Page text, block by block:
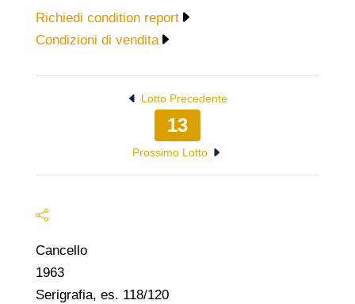
Richiedi condition report
Condizioni di vendita
Lotto Precedente
13
Prossimo Lotto
Cancello
1963
Serigrafia, es. 118/120